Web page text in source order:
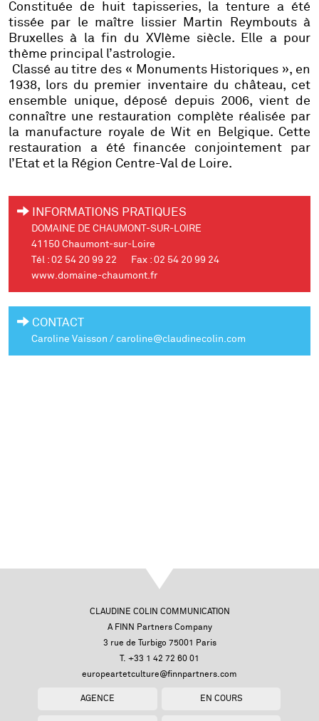
Constituée de huit tapisseries, la tenture a été
tissée par le maître lissier Martin Reymbouts à
Bruxelles à la fin du XVIème siècle. Elle a pour
thème principal l’astrologie.
Classé au titre des « Monuments Historiques », en
1938, lors du premier inventaire du château, cet
ensemble unique, déposé depuis 2006, vient de
connaître une restauration complète réalisée par
la manufacture royale de Wit en Belgique. Cette
restauration a été financée conjointement par
l’Etat et la Région Centre-Val de Loire.
INFORMATIONS PRATIQUES
DOMAINE DE CHAUMONT-SUR-LOIRE
41150 Chaumont-sur-Loire
Tél : 02 54 20 99 22 Fax : 02 54 20 99 24
www.domaine-chaumont.fr
CONTACT
Caroline Vaisson / caroline@claudinecolin.com
CLAUDINE COLIN COMMUNICATION
A FINN Partners Company
3 rue de Turbigo 75001 Paris
T. +33 1 42 72 60 01
europeartetculture@finnpartners.com
AGENCE EN COURS